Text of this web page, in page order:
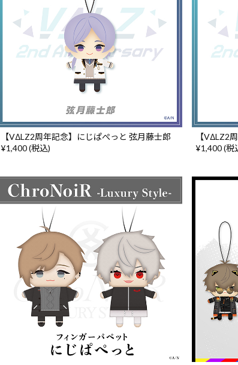
【VΔLZ2周年記念】にじぱぺっと 弦月藤士郎
¥1,400 (税込)
【VΔLZ2
¥1,400 (税